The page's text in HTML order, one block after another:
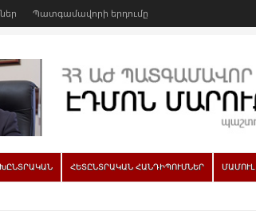
Պատգամավորի երդումը
ՀԵՏԸՆՏՐԱԿԱՆ ՀԱՆԴԻՊՈՒՄՆԵՐ ՄԱՄՈՒԼ